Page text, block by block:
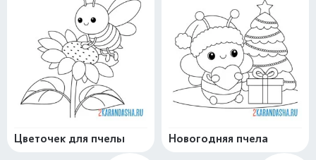
Цветочек для пчелы Новогодняя пчела